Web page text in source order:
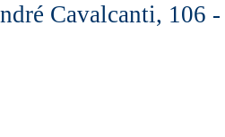
Cavalcanti, 106